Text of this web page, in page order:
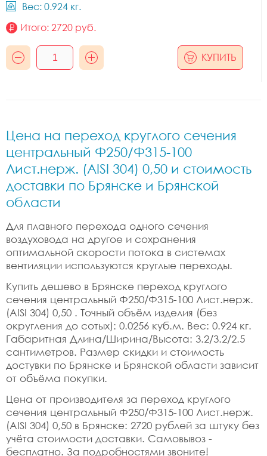
Вес: 0.924 кг.
Итого: 2720 руб.
КУПИТЬ
Цена на переход круглого сечения
центральный Ф250/Ф315-100
Лист.нерж. (AISI 304) 0,50 и стоимость
доставки по Брянске и Брянской
области
Для плавного перехода одного сечения
воздуховода на другое и сохранения
оптимальной скорости потока в системах
вентиляции используются круглые переходы.
Купить дешево в Брянске переход круглого
сечения центральный Ф250/Ф315-100 Лист.нерж.
(AISI 304) 0,50 . Точный объём изделия (без
округления до сотых): 0.0256 куб.м. Вес: 0.924 кг.
Габаритная Длина/Ширина/Высота: 3.2/3.2/2.5
сантиметров. Размер скидки и стоимость
достувки по Брянске и Брянской области зависит
от объёма покупки.
Цена от производителя за переход круглого
сечения центральный Ф250/Ф315-100 Лист.нерж.
(AISI 304) 0,50 в Брянске: 2720 рублей за штуку без
учёта стоимости доставки. Самовывоз -
бесплатно. За подробностями звоните!